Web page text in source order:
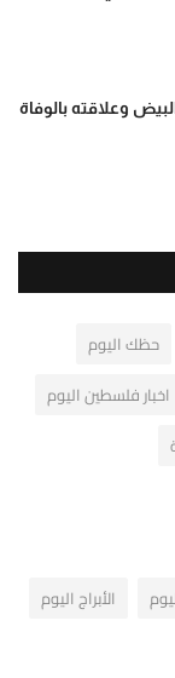
وعلاقته بالوفاة
حظك اليوم
اخبار فلسطين اليوم
الأبراج اليوم